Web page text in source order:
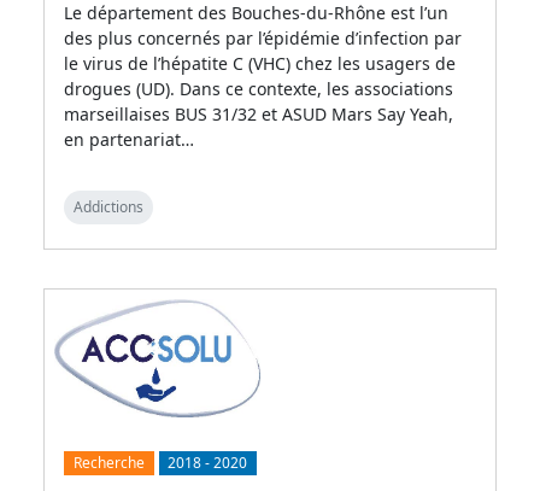
Le département des Bouches-du-Rhône est l’un
des plus concernés par l’épidémie d’infection par
le virus de l’hépatite C (VHC) chez les usagers de
drogues (UD). Dans ce contexte, les associations
marseillaises BUS 31/32 et ASUD Mars Say Yeah,
en partenariat…
Addictions
Recherche 2018-2020